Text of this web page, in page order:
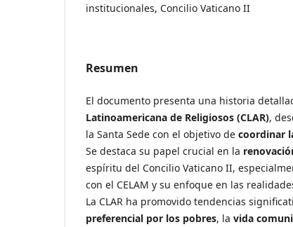
institucionales, Concilio Vaticano II
Resumen
El documento presenta una historia
Latinoamericana de Religiosos (CLAR),
la Santa Sede con el objetivo de coordinar
Se destaca su papel crucial en la
espíritu del Concilio Vaticano II,
con el CELAM y su enfoque en las
La CLAR ha promovido tendencias
preferencial por los pobres, la vida